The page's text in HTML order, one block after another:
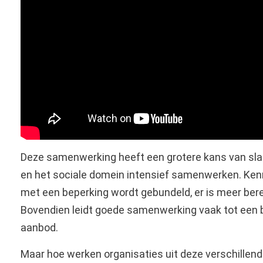
Deze samenwerking heeft een grotere kans van
en het sociale domein intensief samenwerken.
met een beperking wordt gebundeld, er is meer
Bovendien leidt goede samenwerking vaak tot
aanbod.
Maar hoe werken organisaties uit deze